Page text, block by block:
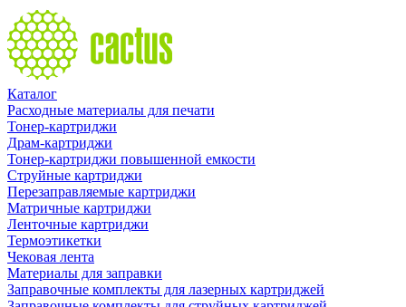
Каталог
Расходные материалы для печати
Тонер-картриджи
Драм-картриджи
Тонер-картриджи повышенной емкости
Струйные картриджи
Перезаправляемые картриджи
Матричные картриджи
Ленточные картриджи
Термоэтикетки
Чековая лента
Материалы для заправки
Заправочные комплекты для лазерных картриджей